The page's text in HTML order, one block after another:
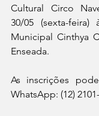
Cultural Circo
30/05 (sexta-feira)
Municipal Cinthya
Enseada.
As inscrições
WhatsApp: (12)